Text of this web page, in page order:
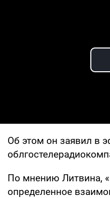
Об этом он заявил в
По мнению Литвина,
определенное